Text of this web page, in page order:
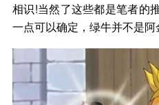
相识!当然了这些都是笔者的
一点可以确定，绿牛并不是阿